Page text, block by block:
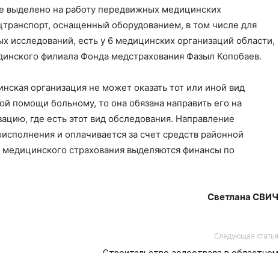
выделено на работу передвижных медицинских
оснащенный оборудованием, в том числе для
исследований, есть у 6 медицинских организаций области,
филиала Фонда медстрахования Фазыл Копобаев.
организация не может оказать тот или иной вид
помощи больному, то она обязана направить его на
где есть этот вид обследования. Направление
и оплачивается за счет средств районной
страхования выделяются финансы по
Светлана СВИЧ
Следующая статья